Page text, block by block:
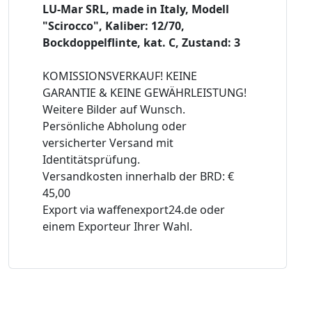
LU-Mar SRL, made in Italy, Modell
"Scirocco", Kaliber: 12/70,
Bockdoppelflinte, kat. C, Zustand: 3
KOMISSIONSVERKAUF! KEINE
GARANTIE & KEINE GEWÄHRLEISTUNG!
Weitere Bilder auf Wunsch.
Persönliche Abholung oder
versicherter Versand mit
Identitätsprüfung.
Versandkosten innerhalb der BRD: €
45,00
Export via waffenexport24.de oder
einem Exporteur Ihrer Wahl.